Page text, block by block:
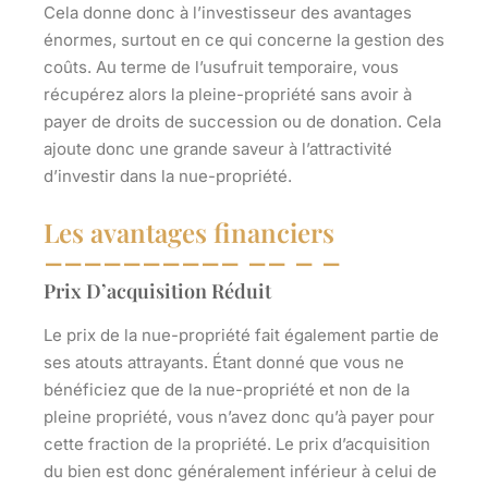
Cela donne donc à l’investisseur des avantages
énormes, surtout en ce qui concerne la gestion des
coûts. Au terme de l’usufruit temporaire, vous
récupérez alors la pleine-propriété sans avoir à
payer de droits de succession ou de donation. Cela
ajoute donc une grande saveur à l’attractivité
d’investir dans la nue-propriété.
Les avantages financiers
Prix D’acquisition Réduit
Le prix de la nue-propriété fait également partie de
ses atouts attrayants. Étant donné que vous ne
bénéficiez que de la nue-propriété et non de la
pleine propriété, vous n’avez donc qu’à payer pour
cette fraction de la propriété. Le prix d’acquisition
du bien est donc généralement inférieur à celui de